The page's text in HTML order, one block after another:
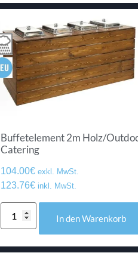
Buffetelement 2m Holz/
Catering
104.00€ exkl. MwSt.
123.76€ inkl. MwSt.
In den Warenkorb